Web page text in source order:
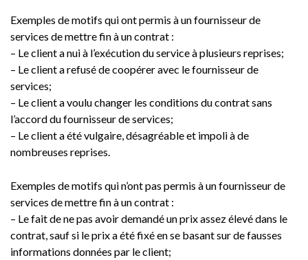
Exemples de motifs qui ont permis à un fournisseur de
services de mettre fin à un contrat :
– Le client a nui à l’exécution du service à plusieurs reprises;
– Le client a refusé de coopérer avec le fournisseur de
services;
– Le client a voulu changer les conditions du contrat sans
l’accord du fournisseur de services;
– Le client a été vulgaire, désagréable et impoli à de
nombreuses reprises.
Exemples de motifs qui n’ont pas permis à un fournisseur de
services de mettre fin à un contrat :
– Le fait de ne pas avoir demandé un prix assez élevé dans le
contrat, sauf si le prix a été fixé en se basant sur de fausses
informations données par le client;